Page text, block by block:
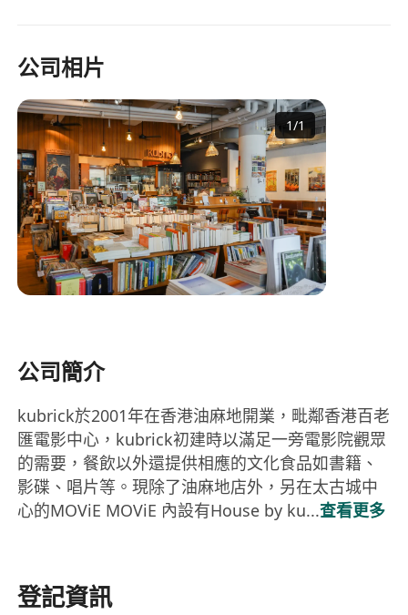
公司相片
1/1
公司簡介
kubrick於2001年在香港油麻地開業，毗鄰香港百老
匯電影中心，kubrick初建時以滿足一旁電影院觀眾
的需要，餐飲以外還提供相應的文化食品如書籍、
影碟、唱片等。現除了油麻地店外，另在太古城中
心的MOViE MOViE 內設有House by ku...查看更多
登記資訊